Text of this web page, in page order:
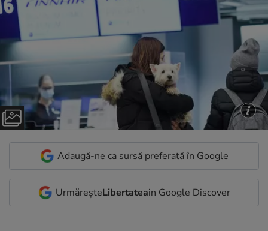
Adaugă-ne ca sursă preferată în Google
UrmăreșteLibertateain Google Discover